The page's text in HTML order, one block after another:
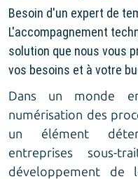
Besoin d'un expert de
L'accompagnement
solution que nous vous
vos besoins et à votre
Dans un monde
numérisation des
un élément
entreprises
développement de